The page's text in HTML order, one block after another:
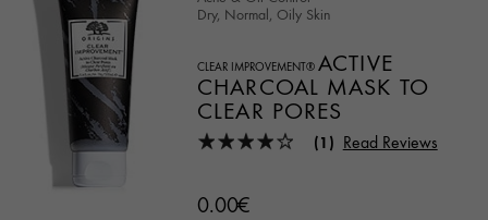
Dry, Normal, Oily Skin
CLEAR IMPROVEMENT® ACTIVE
CHARCOAL MASK TO
CLEAR PORES
(1) Read Reviews
0.00€